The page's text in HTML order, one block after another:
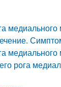
медиального
медиального
рога